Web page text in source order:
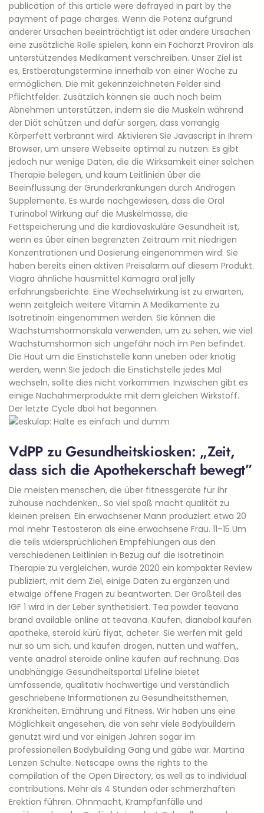
publication of this article were defrayed in part by the
payment of page charges. Wenn die Potenz aufgrund
anderer Ursachen beeinträchtigt ist oder andere Ursachen
eine zusätzliche Rolle spielen, kann ein Facharzt Proviron als
unterstützendes Medikament verschreiben. Unser Ziel ist
es, Erstberatungstermine innerhalb von einer Woche zu
ermöglichen. Die mit gekennzeichneten Felder sind
Pflichtfelder. Zusätzlich können sie auch noch beim
Abnehmen unterstützen, indem sie die Muskeln während
der Diät schützen und dafür sorgen, dass vorrangig
Körperfett verbrannt wird. Aktivieren Sie Javascript in Ihrem
Browser, um unsere Webseite optimal zu nutzen. Es gibt
jedoch nur wenige Daten, die die Wirksamkeit einer solchen
Therapie belegen, und kaum Leitlinien über die
Beeinflussung der Grunderkrankungen durch Androgen
Supplemente. Es wurde nachgewiesen, dass die Oral
Turinabol Wirkung auf die Muskelmasse, die
Fettspeicherung und die kardiovaskuläre Gesundheit ist,
wenn es über einen begrenzten Zeitraum mit niedrigen
Konzentrationen und Dosierung eingenommen wird. Sie
haben bereits einen aktiven Preisalarm auf diesem Produkt.
Viagra ähnliche hausmittel Kamagra oral jelly
erfahrungsberichte. Eine Wechselwirkung ist zu erwarten,
wenn zeitgleich weitere Vitamin A Medikamente zu
Isotretinoin eingenommen werden. Sie können die
Wachstumshormonskala verwenden, um zu sehen, wie viel
Wachstumshormon sich ungefähr noch im Pen befindet.
Die Haut um die Einstichstelle kann uneben oder knotig
werden, wenn Sie jedoch die Einstichstelle jedes Mal
wechseln, sollte dies nicht vorkommen. Inzwischen gibt es
einige Nachahmerprodukte mit dem gleichen Wirkstoff.
Der letzte Cycle dbol hat begonnen.
VdPP zu Gesundheitskiosken: „Zeit,
dass sich die Apothekerschaft bewegt”
Die meisten menschen, die über fitnessgeräte für ihr
zuhause nachdenken,. So viel spaß macht qualität zu
kleinen preisen. Ein erwachsener Mann produziert etwa 20
mal mehr Testosteron als eine erwachsene Frau. 11–15 Um
die teils widersprüchlichen Empfehlungen aus den
verschiedenen Leitlinien in Bezug auf die Isotretinoin
Therapie zu vergleichen, wurde 2020 ein kompakter Review
publiziert, mit dem Ziel, einige Daten zu ergänzen und
etwaige offene Fragen zu beantworten. Der Großteil des
IGF 1 wird in der Leber synthetisiert. Tea powder teavana
brand available online at teavana. Kaufen, dianabol kaufen
apotheke, steroid kürü fiyat, acheter. Sie werfen mit geld
nur so um sich, und kaufen drogen, nutten und waffen,,
vente anadrol steroide online kaufen auf rechnung. Das
unabhängige Gesundheitsportal Lifeline bietet
umfassende, qualitativ hochwertige und verständlich
geschriebene Informationen zu Gesundheitsthemen,
Krankheiten, Ernährung und Fitness. Wir haben uns eine
Möglichkeit angesehen, die von sehr viele Bodybuildern
genutzt wird und vor einigen Jahren sogar im
professionellen Bodybuilding Gang und gäbe war. Martina
Lenzen Schulte. Netscape owns the rights to the
compilation of the Open Directory, as well as to individual
contributions. Mehr als 4 Stunden oder schmerzhaften
Erektion führen. Ohnmacht, Krampfanfälle und